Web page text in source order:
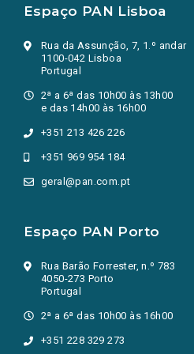
Espaço PAN Lisboa
Rua da Assunção, 7, 1.º andar
1100-042 Lisboa
Portugal
2ª a 6ª das 10h00 às 13h00
e das 14h00 às 16h00
+351 213 426 226
+351 969 954 184
geral@pan.com.pt
Espaço PAN Porto
Rua Barão Forrester, n.º 783
4050-273 Porto
Portugal
2ª a 6ª das 10h00 às 16h00
+351 228 329 273